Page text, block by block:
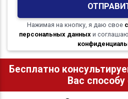
Нажимая на кнопку, я даю свое
персональных данных и
Бесплатно
Вас способу